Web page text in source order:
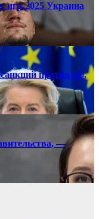
игр-2025 Украина
против рф,
—